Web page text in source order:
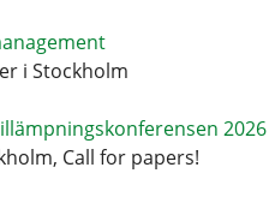
i Stockholm
2026
Call for papers!